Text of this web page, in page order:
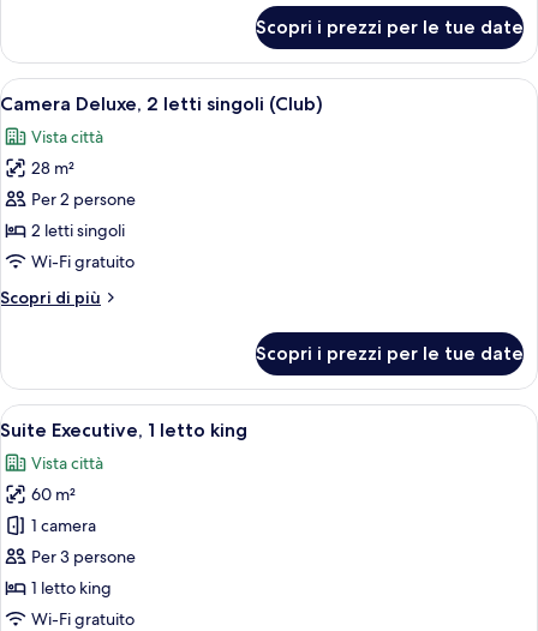
Deluxe,
letti
Scopri i prezzi per le tue date
Apri
tutte
le
foto
per
Camera
Deluxe,
letti
6
Camera Deluxe, 2 letti singoli (Club)
Vista città
28 m²
Per 2 persone
2 letti singoli
Wi-Fi gratuito
Scopri di più
Altri
Deluxe,
letti
(Club)
Scopri i prezzi per le tue date
Apri
tutte
le
foto
per
Suite
Executive,
1
Camera d'albergo con un letto
5
Suite Executive, 1 letto king
Vista città
60 m²
1 camera
Per 3 persone
1 letto king
Wi-Fi gratuito